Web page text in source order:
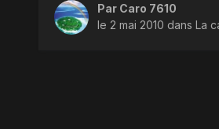
Par Caro 7610
le 2 mai 2010 dans La